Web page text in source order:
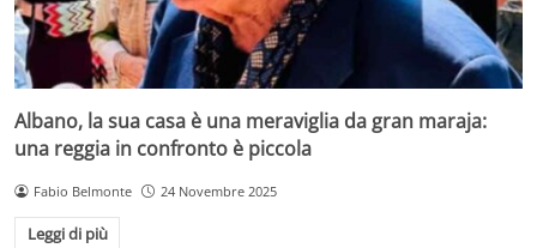
Albano, la sua casa è una meraviglia da gran maraja:
una reggia in confronto è piccola
Fabio Belmonte 24 Novembre 2025
Leggi di più